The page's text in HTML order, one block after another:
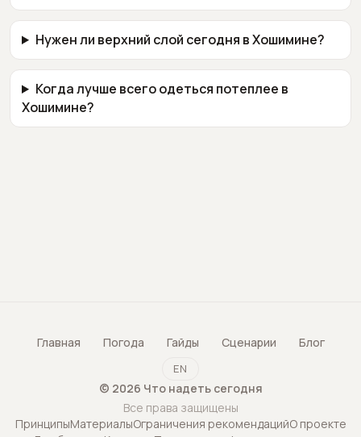
Нужен ли верхний слой сегодня в Хошимине?
Когда лучше всего одеться потеплее в
Хошимине?
Главная Погода Гайды Сценарии Блог
EN
© 2026 Что надеть сегодня
Все права защищены
ПринципыМатериалыОграничения рекомендацийО проекте